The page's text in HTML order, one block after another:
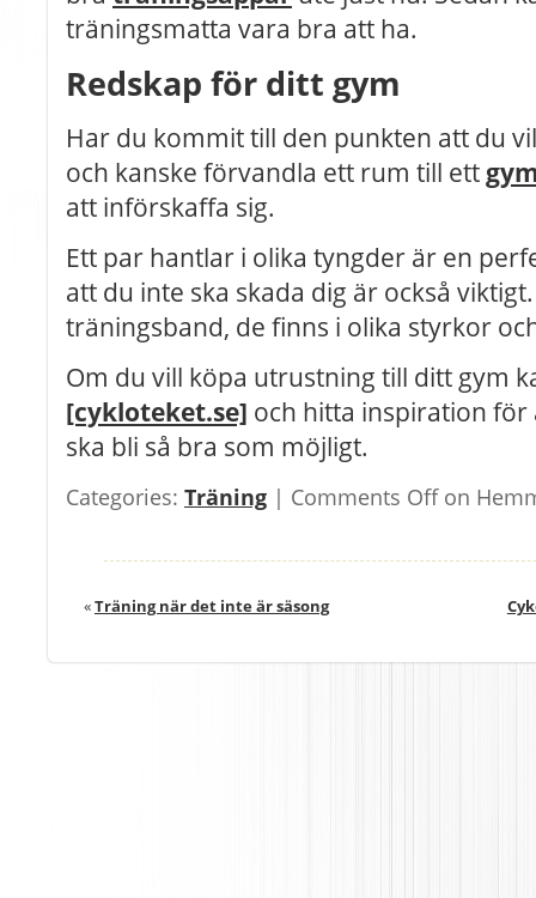
träningsmatta vara bra att ha.
Redskap för ditt gym
Har du kommit till den punkten att du
och kanske förvandla ett rum till ett
att införskaffa sig.
Ett par hantlar i olika tyngder är en
att du inte ska skada dig är också
träningsband, de finns i olika styrkor
Om du vill köpa utrustning till ditt gym
[cykloteket.se] och hitta inspiration
ska bli så bra som möjligt.
Categories: Träning | Comments Offon
«Träning när det inte är säsong